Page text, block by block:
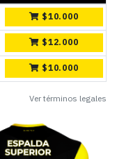
$10.000
$12.000
$10.000
Ver términos legales